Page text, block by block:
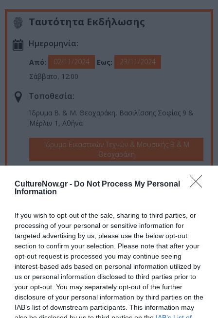
CultureNow.gr - Do Not Process My Personal
Information
If you wish to opt-out of the sale, sharing to third parties, or
processing of your personal or sensitive information for
targeted advertising by us, please use the below opt-out
section to confirm your selection. Please note that after your
opt-out request is processed you may continue seeing
interest-based ads based on personal information utilized by
us or personal information disclosed to third parties prior to
your opt-out. You may separately opt-out of the further
disclosure of your personal information by third parties on the
IAB’s list of downstream participants. This information may
Ταυτότητα Εκδήλωσης
Ημερομηνία:
Από: 02/11/2024 Εως:
23/11/2024
Σάββατο, 12:00
Τοποθεσία:
Ίδρυμα Β. & Μ. Θεοχαράκη, Βασιλίσσης Σοφίας 9 &
Μέρλιν 1, Αθήνα
Ίδρυμα Εικαστικών Τεχνών & Μουσικής Β & Μ
Θεοχαράκη
Eισιτήρια:
10€ | Φίλων THF: 9€
Πληροφορίες / Κρατήσεις:
Τηλ.: 2103611206 | thf.gr
Ακολουθήστε το Culturenow.gr στοGoogle News
μάθετε πρώτοι όλες τις ειδήσεις
Δείτε όλα τα τελευταία νέαγια την Τέχνη και τον
Πολιτισμό στοCulturenow.gr